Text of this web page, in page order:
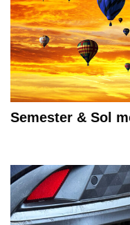
Semester & Sol